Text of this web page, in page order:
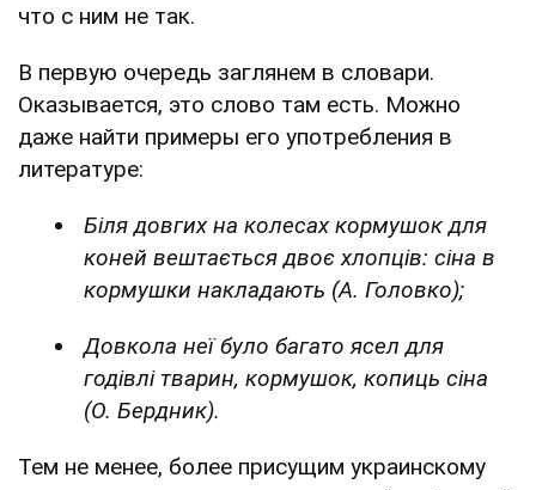
что с ним не так.
В первую очередь заглянем в словари.
Оказывается, это слово там есть. Можно
даже найти примеры его употребления в
литературе:
Біля довгих на колесах кормушок для
коней вештається двоє хлопців: сіна в
кормушки накладають (А. Головко);
Довкола неї було багато ясел для
годівлі тварин, кормушок, копиць сіна
(О. Бердник).
Тем не менее, более присущим украинскому